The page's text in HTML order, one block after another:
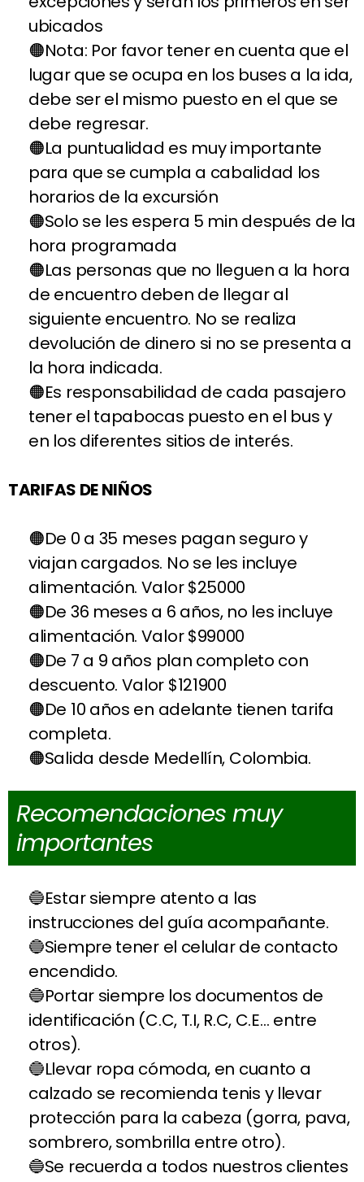
ubicados
Nota: Por favor tener en cuenta que el
lugar que se ocupa en los buses a la ida,
debe ser el mismo puesto en el que se
debe regresar.
La puntualidad es muy importante
para que se cumpla a cabalidad los
horarios de la excursión
Solo se les espera 5 min después de la
hora programada
Las personas que no lleguen a la hora
de encuentro deben de llegar al
siguiente encuentro. No se realiza
devolución de dinero si no se presenta a
la hora indicada.
Es responsabilidad de cada pasajero
tener el tapabocas puesto en el bus y
en los diferentes sitios de interés.
TARIFAS DE NIÑOS
De 0 a 35 meses pagan seguro y
viajan cargados. No se les incluye
alimentación. Valor $25000
De 36 meses a 6 años, no les incluye
alimentación. Valor $99000
De 7 a 9 años plan completo con
descuento. Valor $121900
De 10 años en adelante tienen tarifa
completa.
Salida desde Medellín, Colombia.
Recomendaciones muy
importantes
Estar siempre atento a las
instrucciones del guía acompañante.
Siempre tener el celular de contacto
encendido.
Portar siempre los documentos de
identificación (C.C, T.I, R.C, C.E… entre
otros).
Llevar ropa cómoda, en cuanto a
calzado se recomienda tenis y llevar
protección para la cabeza (gorra, pava,
sombrero, sombrilla entre otro).
Se recuerda a todos nuestros clientes